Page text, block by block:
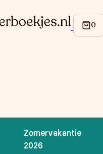
Zomervakantie
2026